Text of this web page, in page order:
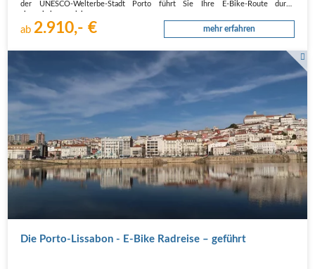
der UNESCO-Welterbe-Stadt Porto führt Sie Ihre E-Bike-Route durch
ab2.910,- € mehr erfahren
Die Porto-Lissabon - E-Bike Radreise – geführt